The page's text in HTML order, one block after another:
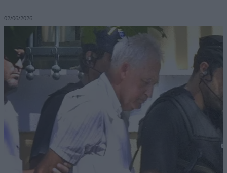
02/06/2026